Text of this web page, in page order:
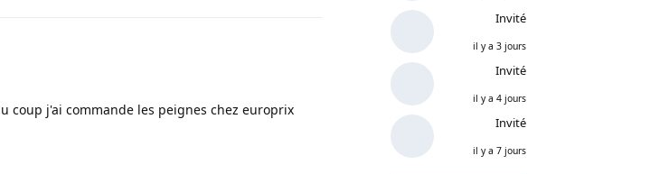
Invité
il y a 3 jours
Invité
il y a 4 jours
Invité
il y a 7 jours
coup j'ai commande les peignes chez europrix